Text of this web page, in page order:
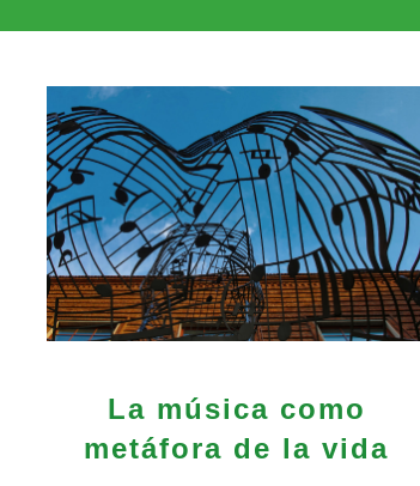
La música como
metáfora de la vida